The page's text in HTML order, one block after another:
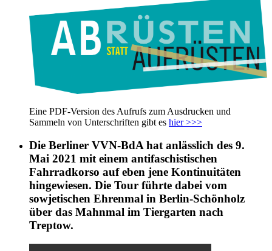
Eine PDF-Version des Aufrufs zum Ausdrucken und
Sammeln von Unterschriften gibt es hier >>>
Die Berliner VVN-BdA hat anlässlich des 9.
Mai 2021 mit einem antifaschistischen
Fahrradkorso auf eben jene Kontinuitäten
hingewiesen. Die Tour führte dabei vom
sowjetischen Ehrenmal in Berlin-Schönholz
über das Mahnmal im Tiergarten nach
Treptow.